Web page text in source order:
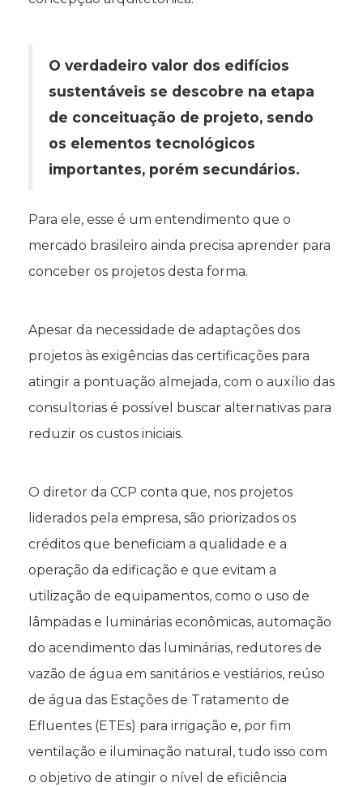
O verdadeiro valor dos edifícios
sustentáveis se descobre na etapa
de conceituação de projeto, sendo
os elementos tecnológicos
importantes, porém secundários.
Para ele, esse é um entendimento que o
mercado brasileiro ainda precisa aprender para
conceber os projetos desta forma.
Apesar da necessidade de adaptações dos
projetos às exigências das certificações para
atingir a pontuação almejada, com o auxílio das
consultorias é possível buscar alternativas para
reduzir os custos iniciais.
O diretor da CCP conta que, nos projetos
liderados pela empresa, são priorizados os
créditos que beneficiam a qualidade e a
operação da edificação e que evitam a
utilização de equipamentos, como o uso de
lâmpadas e luminárias econômicas, automação
do acendimento das luminárias, redutores de
vazão de água em sanitários e vestiários, reúso
de água das Estações de Tratamento de
Efluentes (ETEs) para irrigação e, por fim
ventilação e iluminação natural, tudo isso com
o objetivo de atingir o nível de eficiência